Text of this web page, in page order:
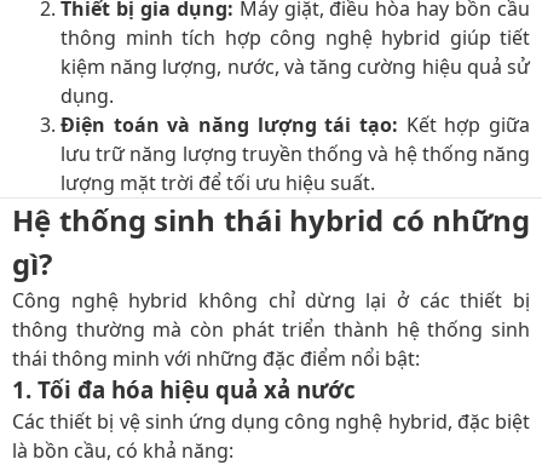
Thiết bị gia dụng: Máy giặt, điều hòa hay bồn cầu
thông minh tích hợp công nghệ hybrid giúp tiết
kiệm năng lượng, nước, và tăng cường hiệu quả sử
dụng.
Điện toán và năng lượng tái tạo: Kết hợp giữa
lưu trữ năng lượng truyền thống và hệ thống năng
lượng mặt trời để tối ưu hiệu suất.
Hệ thống sinh thái hybrid có những
gì?
Công nghệ hybrid không chỉ dừng lại ở các thiết bị
thông thường mà còn phát triển thành hệ thống sinh
thái thông minh với những đặc điểm nổi bật:
1. Tối đa hóa hiệu quả xả nước
Các thiết bị vệ sinh ứng dụng công nghệ hybrid, đặc biệt
là bồn cầu, có khả năng: